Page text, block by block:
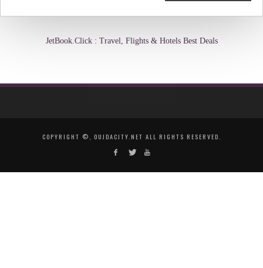
JetBook.Click : Travel, Flights & Hotels Best Deals
COPYRIGHT ©, OUJDACITY.NET ALL RIGHTS RESERVED.